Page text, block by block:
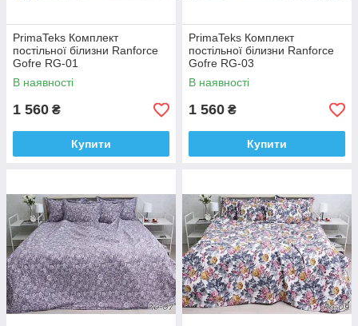
PrimaTeks Комплект
постільної білизни Ranforce
Gofre RG-01
В наявності
1 560 ₴
Купити
PrimaTeks Комплект
постільної білизни Ranforce
Gofre RG-03
В наявності
1 560 ₴
Купити